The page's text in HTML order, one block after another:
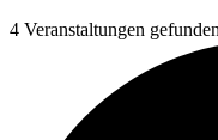
4 Veranstaltungen